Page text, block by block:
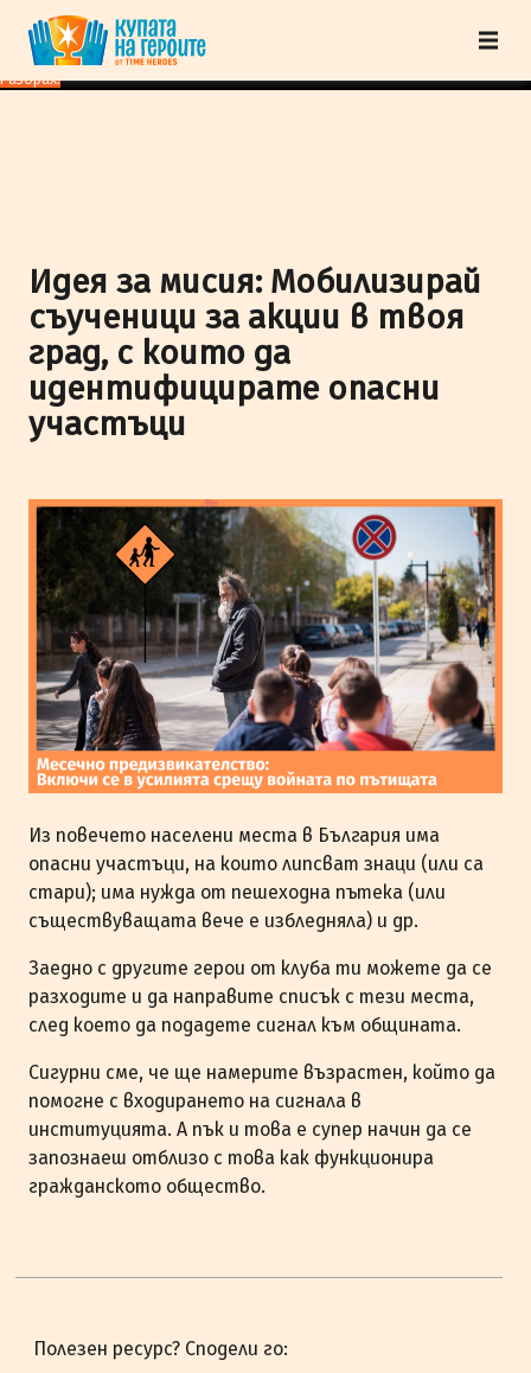
"Купата на героите" от TimeHeroes ползва cookies, за да осигурим по-
добро представяне на сайта и да подобрим Вашето преживяване.Научи
повече
Разбрах!
Идея за мисия: Мобилизирай
съученици за акции в твоя
град, с които да
идентифицирате опасни
участъци
Из повечето населени места в България има
опасни участъци, на които липсват знаци (или са
стари); има нужда от пешеходна пътека (или
съществуващата вече е избледняла) и др.
Заедно с другите герои от клуба ти можете да се
разходите и да направите списък с тези места,
след което да подадете сигнал към общината.
Сигурни сме, че ще намерите възрастен, който да
помогне с входирането на сигнала в
институцията. А пък и това е супер начин да се
запознаеш отблизо с това как функционира
гражданското общество.
Полезен ресурс? Сподели го: